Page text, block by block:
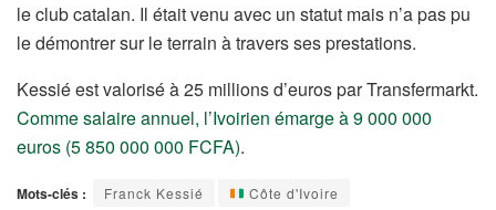
le club catalan. Il était venu avec un statut mais n’a pas pu
le démontrer sur le terrain à travers ses prestations.
Kessié est valorisé à 25 millions d’euros par Transfermarkt.
Comme salaire annuel, l’Ivoirien émarge à 9 000 000
euros (5 850 000 000 FCFA).
Mots-clés : Franck Kessié Côte d'Ivoire